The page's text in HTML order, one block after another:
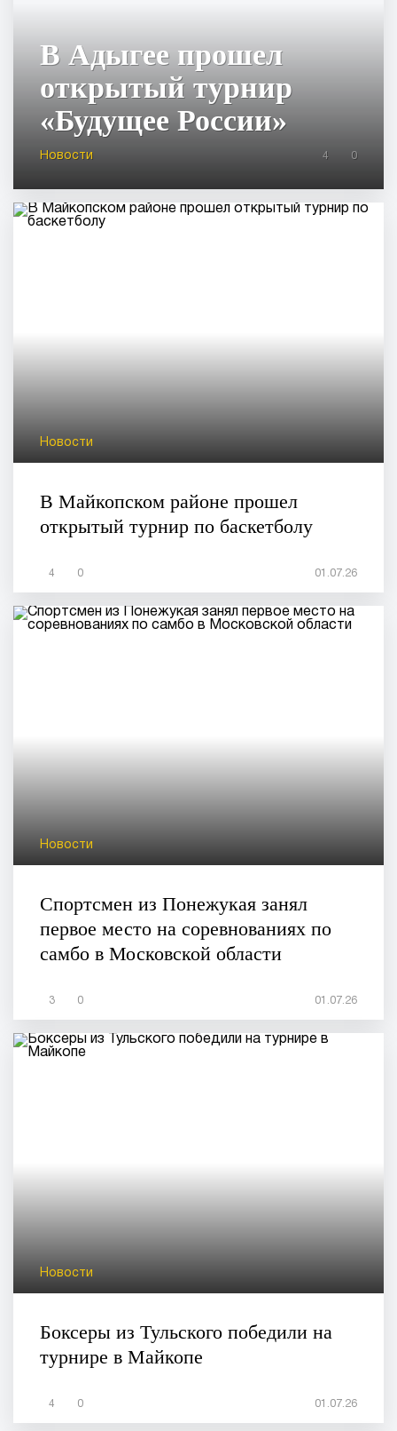
В Адыгее прошел
открытый турнир
«Будущее России»
Новости 4 0
Новости
В Майкопском районе прошел
открытый турнир по баскетболу
4 0 01.07.26
Новости
Спортсмен из Понежукая занял
первое место на соревнованиях по
самбо в Московской области
3 0 01.07.26
Новости
Боксеры из Тульского победили на
турнире в Майкопе
4 0 01.07.26